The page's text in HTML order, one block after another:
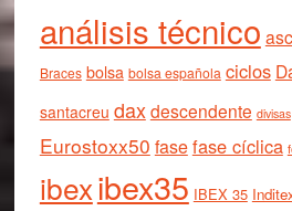
análisis técnico
Braces bolsa bolsa española ciclos
santacreu daxdescendente divisas
Eurostoxx50 fasefase cíclica
ibexibex35 IBEX 35